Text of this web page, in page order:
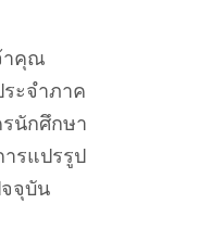
าคุณ
ะจำภาค
นักศึกษา
รแปรรูป
จุบัน